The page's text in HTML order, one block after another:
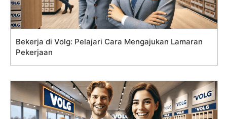
Bekerja di Volg: Pelajari Cara Mengajukan Lamaran
Pekerjaan